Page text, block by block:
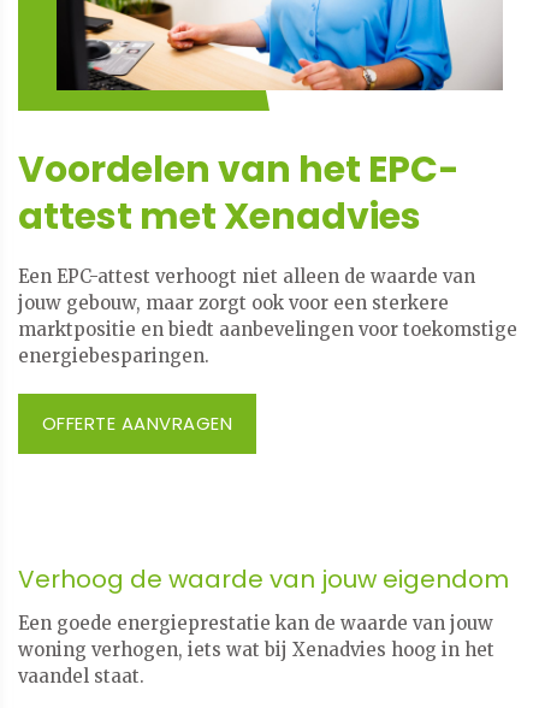
Voordelen van het EPC-
attest met Xenadvies
Een EPC-attest verhoogt niet alleen de waarde van
jouw gebouw, maar zorgt ook voor een sterkere
marktpositie en biedt aanbevelingen voor toekomstige
energiebesparingen.
OFFERTE AANVRAGEN
Verhoog de waarde van jouw eigendom
Een goede energieprestatie kan de waarde van jouw
woning verhogen, iets wat bij Xenadvies hoog in het
vaandel staat.